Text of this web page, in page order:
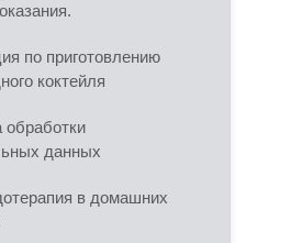
по приготовлению
коктейля
обработки
данных
в домашних